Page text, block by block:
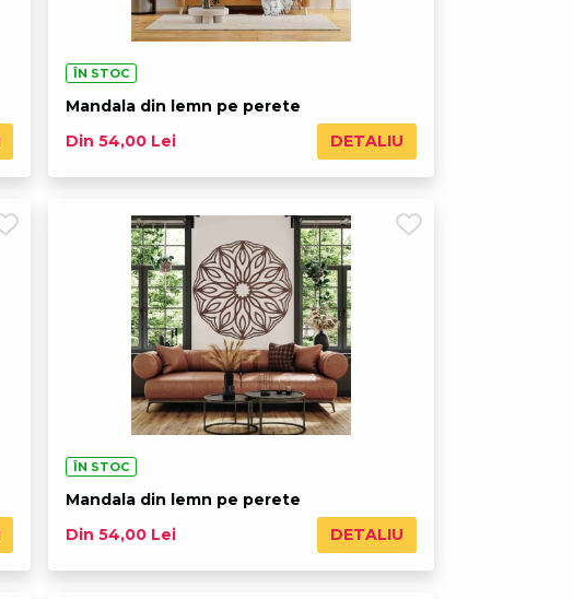
ÎN STOC
Mandala din lemn pe perete
Din 54,00 Lei
DETALIU
ÎN STOC
Mandala din lemn pe perete
Din 54,00 Lei
DETALIU